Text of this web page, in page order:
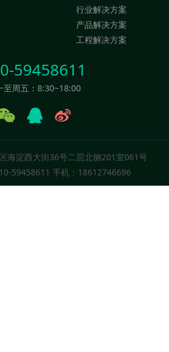
行业解决方案
产品解决方案
工程解决方案
59458611
至周五：8:30~18:00
海淀西大街36号二层北侧201室061号
59458611 手机：18612746696